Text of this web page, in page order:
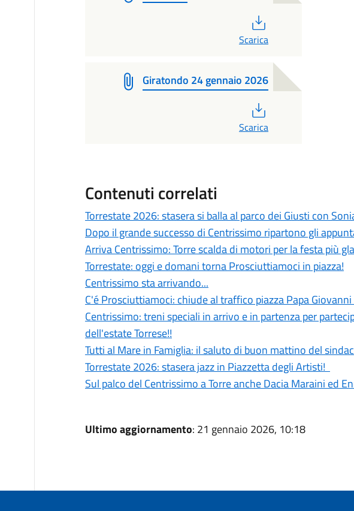
Scarica
Giratondo 24 gennaio 2026
Scarica
Contenuti correlati
Torrestate 2026: stasera si balla al parco dei Giusti con
Dopo il grande successo di Centrissimo ripartono gli
Arriva Centrissimo: Torre scalda di motori per la festa più
Torrestate: oggi e domani torna Prosciuttiamoci in piazza!
Centrissimo sta arrivando...
C'é Prosciuttiamoci: chiude al traffico piazza Papa Giovanni
Centrissimo: treni speciali in arrivo e in partenza per
dell'estate Torrese!!
Tutti al Mare in Famiglia: il saluto di buon mattino del
Torrestate 2026: stasera jazz in Piazzetta degli Artisti!
Sul palco del Centrissimo a Torre anche Dacia Maraini ed
Ultimo aggiornamento: 21 gennaio 2026, 10:18